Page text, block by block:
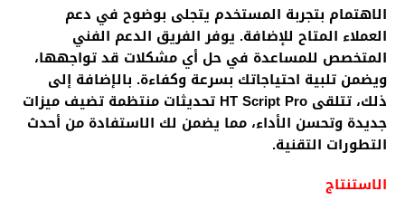
الاهتمام بتجربة المستخدم يتجلى بوضوح في دعم
العملاء المتاح للإضافة. يوفر الفريق الدعم الفني
المتخصص للمساعدة في حل أي مشكلات قد تواجهها،
ويضمن تلبية احتياجاتك بسرعة وكفاءة. بالإضافة إلى
ذلك، تتلقى HT Script Pro تحديثات منتظمة تضيف ميزات
جديدة وتحسن الأداء، مما يضمن لك الاستفادة من أحدث
التطورات التقنية.
الاستنتاج